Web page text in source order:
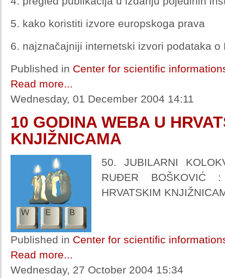
5. kako koristiti izvore europskoga prava
6. najznačajniji internetski izvori podataka o
Published in Center for scientific
Read more...
Wednesday, 01 December 2004 14:11
10 GODINA WEBA U
KNJIŽNICAMA
50. JUBILARNI
RUĐER
HRVATSKIM
Published in Center for scientific
Read more...
Wednesday, 27 October 2004 15:34